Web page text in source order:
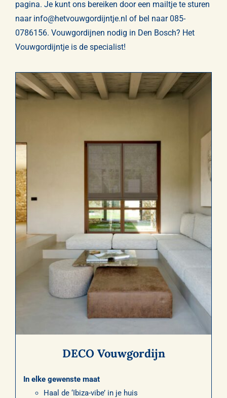
pagina. Je kunt ons bereiken door een mailtje te sturen
naar info@hetvouwgordijntje.nl of bel naar085-
0786156. Vouwgordijnen nodig in Den Bosch? Het
Vouwgordijntje is de specialist!
DECO Vouwgordijn
In elke gewenste maat
Haal de ‘Ibiza-vibe’ in je huis